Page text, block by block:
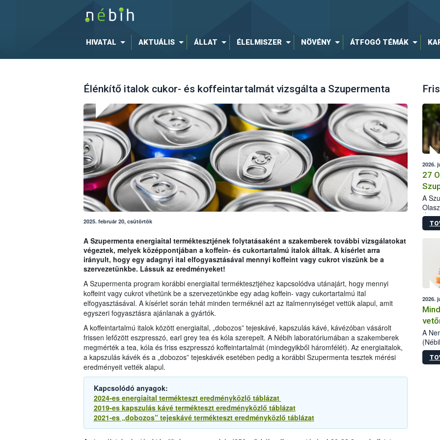
HIVATAL AKTUÁLIS ÁLLAT ÉLELMISZER NÖVÉNY ÁTFOGÓ TÉMÁK
Élénkítő italok cukor- és koffeintartalmát vizsgálta a Szupermenta
2025. február 20, csütörtök
A Szupermenta energiaital terméktesztjének folytatásaként a szakemberek további vizsgálatokat
végeztek, melyek középpontjában a koffein- és cukortartalmú italok álltak. A kísérlet arra
irányult, hogy egy adagnyi ital elfogyasztásával mennyi koffeint vagy cukrot viszünk be a
szervezetünkbe. Lássuk az eredményeket!
A Szupermenta program korábbi energiaital terméktesztjéhez kapcsolódva utánajárt, hogy mennyi
koffeint vagy cukrot vihetünk be a szervezetünkbe egy adag koffein- vagy cukortartalmú ital
elfogyasztásával. A kísérlet során tehát minden terméknél azt az italmennyiséget vettük alapul, amit
egyszeri fogyasztásra ajánlanak a gyártók.
A koffeintartalmú italok között energiaital, „dobozos” tejeskávé, kapszulás kávé, kávézóban vásárolt
frissen lefőzött eszpresszó, earl grey tea és kóla szerepelt. A Nébih laboratóriumában a szakemberek
megmérték a tea, kóla és friss eszpresszó koffeintartalmát (mindegyikből háromfélét). Az energiaitalok,
a kapszulás kávék és a „dobozos” tejeskávék esetében pedig a korábbi Szupermenta tesztek mérési
eredményeit vették alapul.
Kapcsolódó anyagok:
2024-es energiaital termékteszt eredményközlő táblázat
2019-es kapszulás kávé termékteszt eredményközlő táblázat
2021-es „dobozos” tejeskávé termékteszt eredményközlő táblázat
2026.
27
A
2026.
A